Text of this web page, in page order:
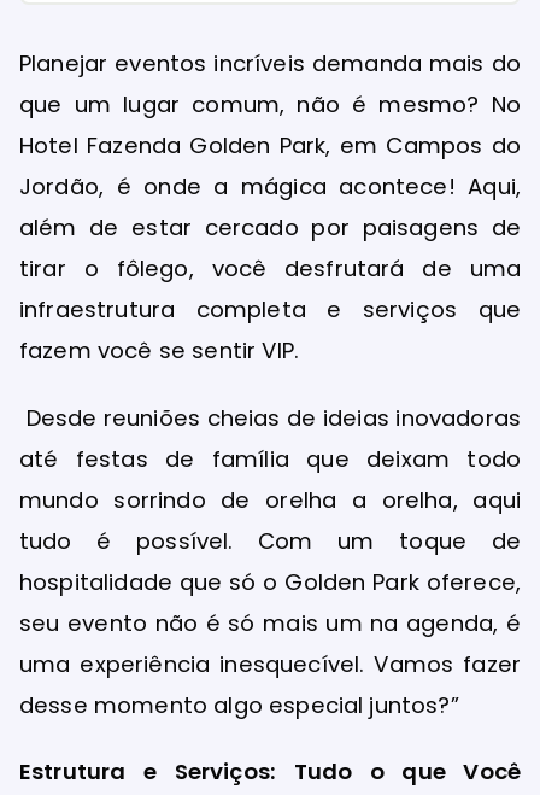
Planejar eventos incríveis demanda mais do
que um lugar comum, não é mesmo? No
Hotel Fazenda Golden Park, em Campos do
Jordão, é onde a mágica acontece! Aqui,
além de estar cercado por paisagens de
tirar o fôlego, você desfrutará de uma
infraestrutura completa e serviços que
fazem você se sentir VIP.
Desde reuniões cheias de ideias inovadoras
até festas de família que deixam todo
mundo sorrindo de orelha a orelha, aqui
tudo é possível. Com um toque de
hospitalidade que só o Golden Park oferece,
seu evento não é só mais um na agenda, é
uma experiência inesquecível. Vamos fazer
desse momento algo especial juntos?”
Estrutura e Serviços: Tudo o que Você